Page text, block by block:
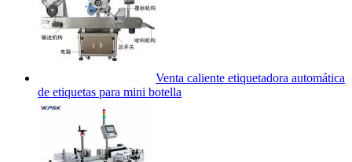
Venta caliente etiquetadora automática
de etiquetas para mini botella